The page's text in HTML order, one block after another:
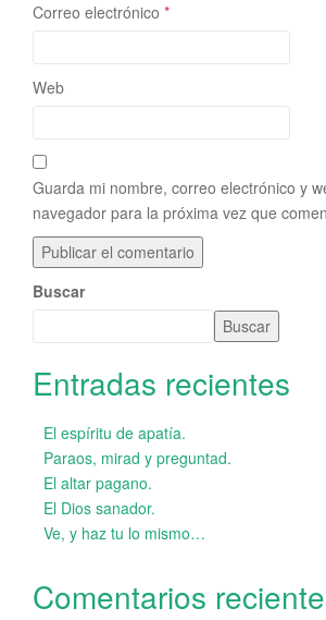
Correo electrónico *
Web
Guarda mi nombre, correo electrónico y
navegador para la próxima vez que
Buscar
Buscar
Entradas recientes
El espíritu de apatía.
Paraos, mirad y preguntad.
El altar pagano.
El Dios sanador.
Ve, y haz tu lo mismo…
Comentarios